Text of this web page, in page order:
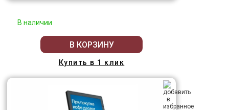
В наличии
В КОРЗИНУ
Купить в 1 клик